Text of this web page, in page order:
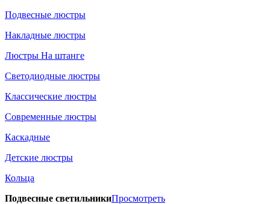
Подвесные люстры
Накладные люстры
Люстры На штанге
Светодиодные люстры
Классические люстры
Современные люстры
Каскадные
Детские люстры
Кольца
Подвесные светильникиПросмотреть